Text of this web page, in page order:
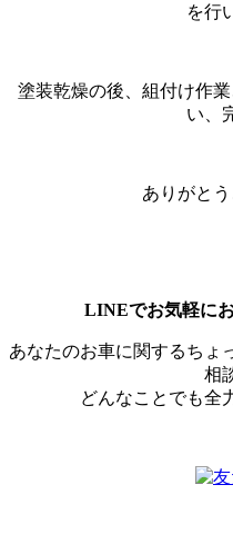
を行
塗装乾燥の後、組付け作
い、
ありがとう
LINEでお気軽に
あなたのお車に関するちょ
相
どんなことでも全